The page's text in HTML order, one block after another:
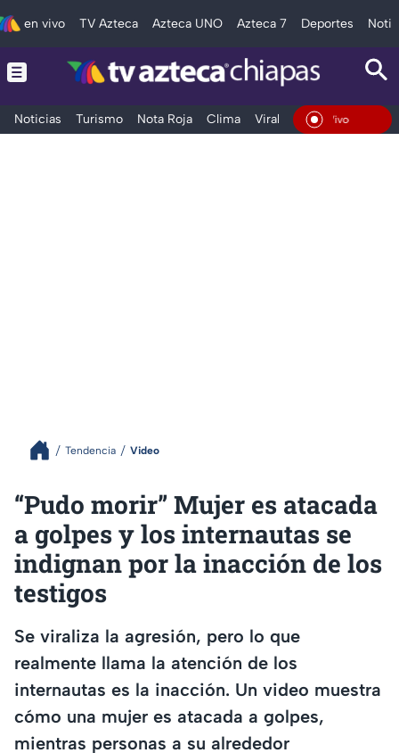
en vivo TV Azteca Azteca UNO Azteca 7 Deportes
Noticias Turismo Nota Roja Clima Viral y Tendencia
En Vivo
Tendencia Video
“Pudo morir” Mujer es atacada
a golpes y los internautas se
indignan por la inacción de los
testigos
Se viraliza la agresión, pero lo que
realmente llama la atención de los
internautas es la inacción. Un video muestra
cómo una mujer es atacada a golpes,
mientras personas a su alrededor